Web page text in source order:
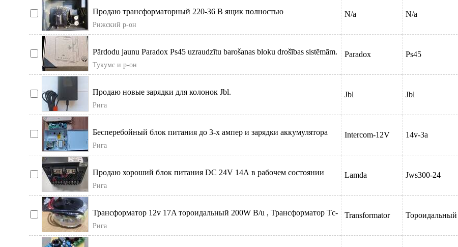
Продаю трансформаторный 220-36 В ящик полностью
укомплектованный в рабочем состоянии(сов
Рижский р-он
N/a N/a
Pārdodu jaunu Paradox Ps45 uzraudzītu barošanas bloku drošības sistēmām.
Nodrošina sta
Тукумс и р-он
Paradox Ps45
Продаю новые зарядки для колонок Jbl.
Рига
Jbl Jbl
Бесперебойный блок питания до 3-х ампер и зарядки аккумулятора
12в. ( для различных охра
Рига
Intercom-12V 14v-3a
Продаю хороший блок питания DC 24V 14А в рабочем состоянии
когда продам удалю P
Рига
Lamda Jws300-24
Трансформатор 12v 17A тороидальный 200W B/u , Трансформатор Тc-
300 220v; (4х 16v , 2х 12
Рига
Transformator Тороидальный